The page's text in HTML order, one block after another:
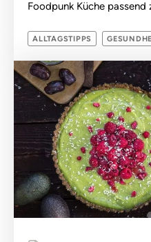
Foodpunk Küche
ALLTAGSTIPPS